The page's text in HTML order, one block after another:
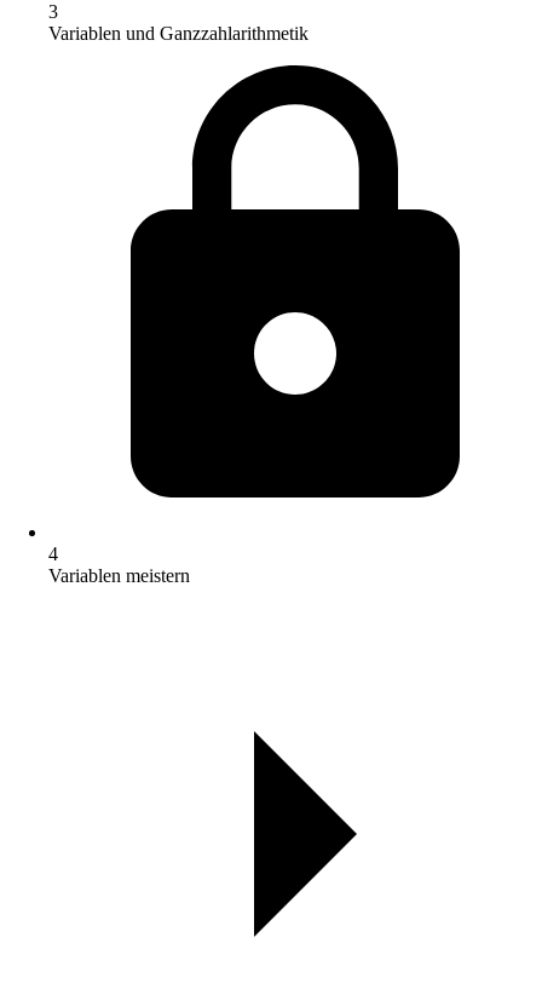
3
Variablen und Ganzzahlarithmetik
4
Variablen meistern